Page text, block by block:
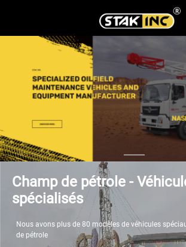
Champ de pétrole -
spécialisés
Nous avons plus de 80 modèles de véhicules
de pétrole